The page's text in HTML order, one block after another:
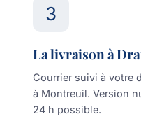
3
La livraison à
Courrier suivi à votre
à Montreuil. Version
24 h possible.